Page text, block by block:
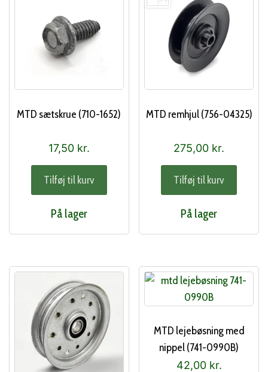
MTD sætskrue (710-1652)
17,50 kr.
Tilføj til kurv
På lager
MTD remhjul (756-04325)
275,00 kr.
Tilføj til kurv
På lager
MTD lejebøsning med
nippel (741-0990B)
42,00 kr.